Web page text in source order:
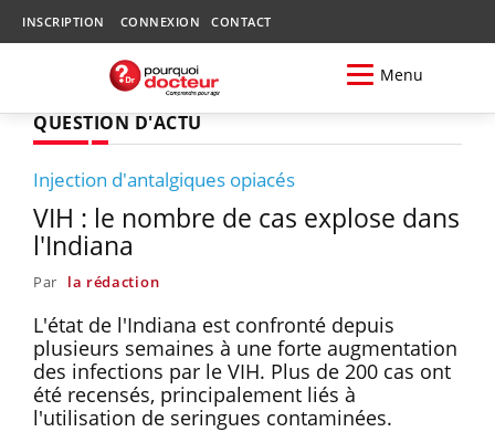
INSCRIPTION CONNEXION CONTACT
Menu
QUESTION D'ACTU
Injection d'antalgiques opiacés
VIH : le nombre de cas explose dans
l'Indiana
Par la rédaction
L'état de l'Indiana est confronté depuis
plusieurs semaines à une forte augmentation
des infections par le VIH. Plus de 200 cas ont
été recensés, principalement liés à
l'utilisation de seringues contaminées.